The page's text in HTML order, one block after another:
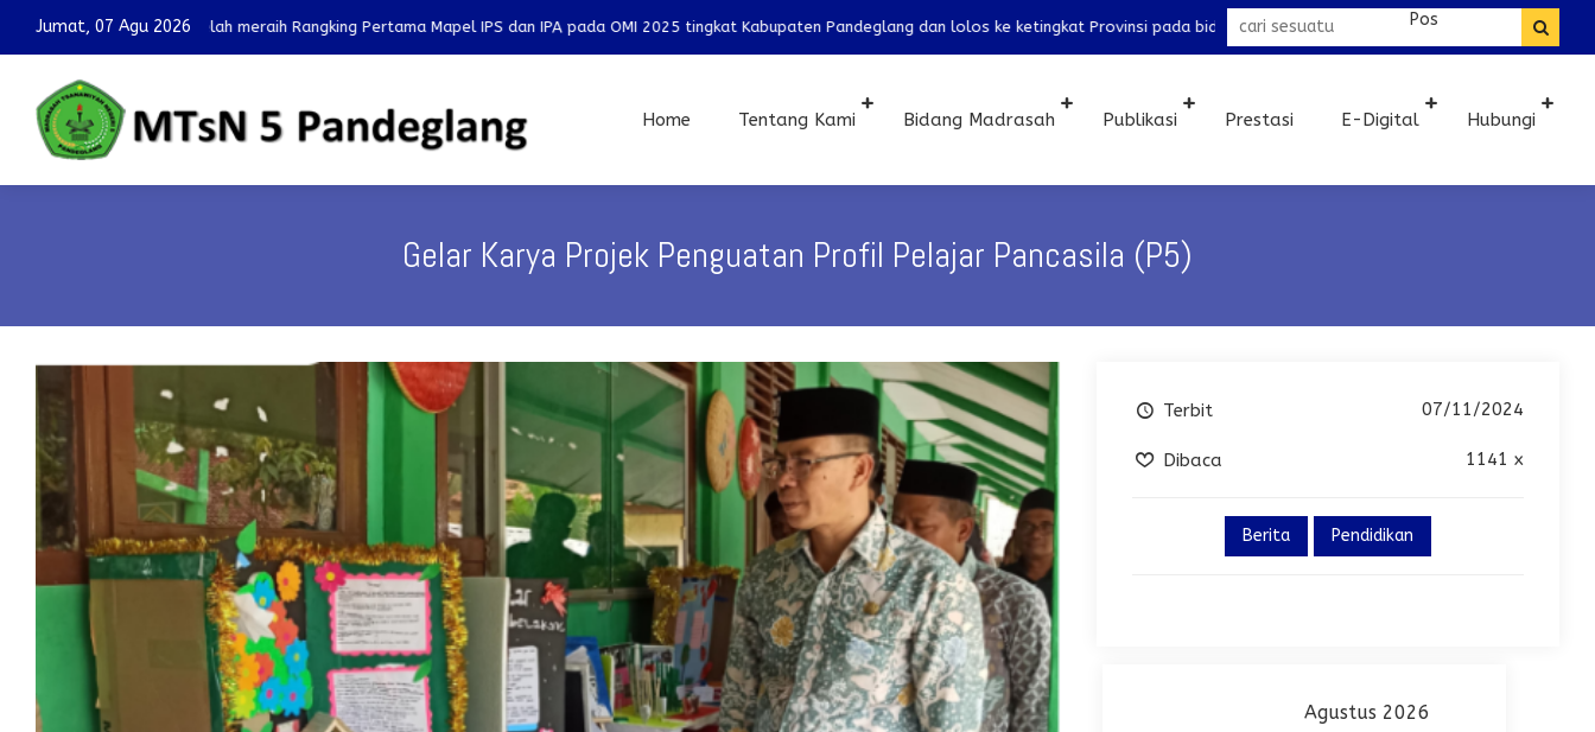
Jumat, 07 Agu 2026
meraih Rangking Pertama Mapel IPS dan IPA pada OMI 2025 tingkat Kabupaten Pandeglang dan lolos ke ketingkat Provinsi pada bidang mapel IPS dan IPA tingkat Madrasah Tsanawiyah Selamat
Home Tentang Kami Bidang Madrasah Publikasi Prestasi E-Digital Hubungi
Gelar Karya Projek Penguatan Profil Pelajar Pancasila (P5)
Terbit 07/11/2024
Dibaca 1141 x
Berita Pendidikan
Agustus 2026